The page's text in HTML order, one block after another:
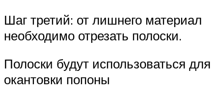
Шаг третий: от лишнего материал
необходимо отрезать полоски.
Полоски будут использоваться для
окантовки попоны